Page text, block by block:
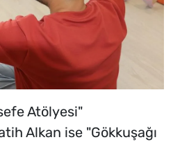
Atölyesi"
Alkan ise "Gökkuşağı